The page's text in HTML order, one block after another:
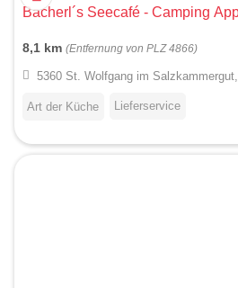
Bacherl´s Seecafé - Camping
8,1 km (Entfernung von PLZ 4866)
5360 St. Wolfgang im
Art der Küche Lieferservice